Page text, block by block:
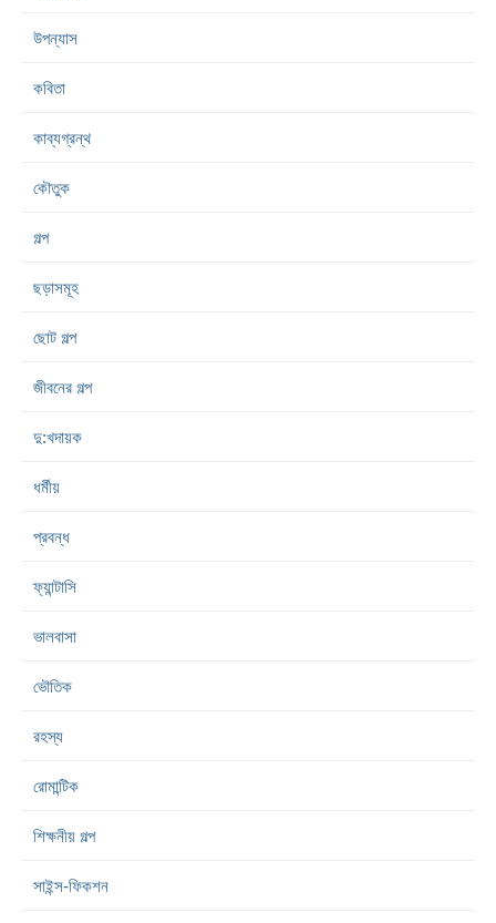
উপন্যাস
কবিতা
কাব্যগ্রন্থ
কৌতুক
গল্প
ছড়াসমূহ
ছোট গল্প
জীবনের গল্প
দু:খদায়ক
ধর্মীয়
প্রবন্ধ
ফ্যান্টাসি
ভালবাসা
ভৌতিক
রহস্য
রোমান্টিক
শিক্ষনীয় গল্প
সাইন্স-ফিকশন